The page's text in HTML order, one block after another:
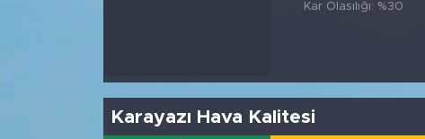
Kar Olasılığı: %30
Karayazı Hava Kalitesi